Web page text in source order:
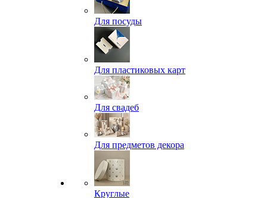
Для посуды
Для пластиковых карт
Для свадеб
Для предметов декора
Круглые